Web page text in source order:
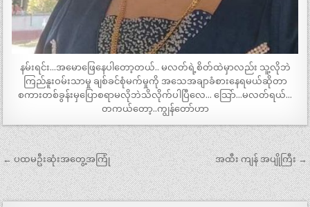
နမ်းရင်း…အမောဖြေနေပါတော့တယ်.. မလတ်ရဲ့စိတ်ထဲမှာလည်း သူ့လိုဘဲ
ကြည်နူးဝမ်းသာမှု ချစ်ခင်စုံမက်မှုကို အသေအချာခံစားနေရမယ်ဆိုတာ
စကားတစ်ခွန်းမှပြောစရာမလိုဘဲသိလိုက်ပါပြီလေ… သြော်…မလတ်ရယ်…
တကယ်တော့..ကျွန်တော်ဟာ
Post
navigation
← ပထမဦးဆုံးအတွေ့အကြုံ အထီး ကျန် အပျိုကြီး →